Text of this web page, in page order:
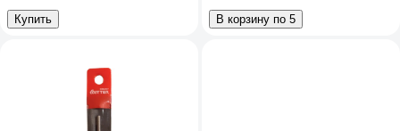
Купить В корзину по 5